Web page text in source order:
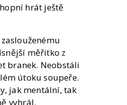
hrát ještě
měřítko z
branek. Neobstáli
útoku soupeře.
jak mentální, tak
vyhrál.